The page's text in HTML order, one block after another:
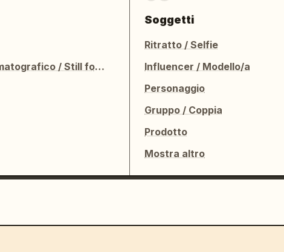
Fermo immagine cinematografico / Still fotografico
Soggetti
Ritratto / Selfie
Influencer / Modello/a
Personaggio
Gruppo / Coppia
Prodotto
Mostra altro